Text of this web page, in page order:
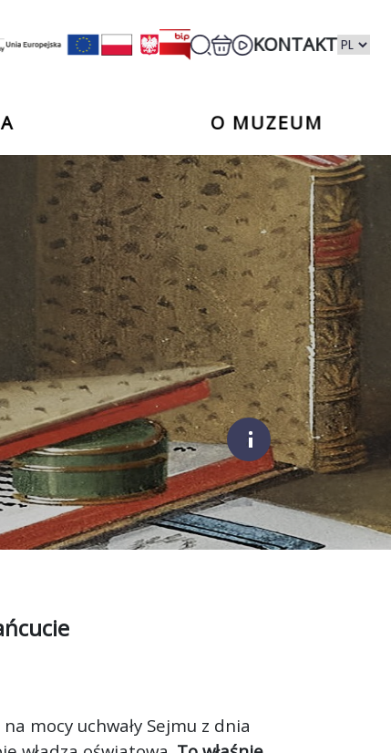
KONTAKT
O MUZEUM
;
mocy uchwały Sejmu z dnia